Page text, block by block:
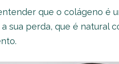
que o colágeno é
sua perda, que é natural